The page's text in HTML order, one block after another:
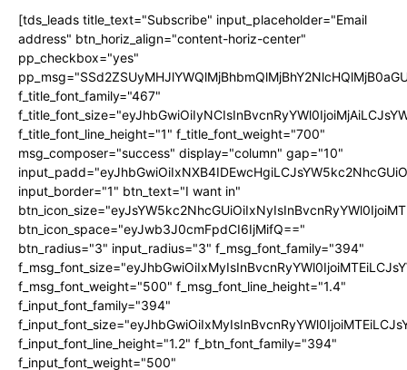
[tds_leads title_text="Subscribe" input_placeholder="Email
address" btn_horiz_align="content-horiz-center"
pp_checkbox="yes"
f_title_font_family="467"
f_title_font_line_height="1" f_title_font_weight="700"
msg_composer="success" display="column" gap="10"
input_border="1" btn_text="I want in"
btn_icon_space="eyJwb3J0cmFpdCI6IjMifQ=="
btn_radius="3" input_radius="3" f_msg_font_family="394"
f_msg_font_weight="500" f_msg_font_line_height="1.4"
f_input_font_family="394"
f_input_font_line_height="1.2" f_btn_font_family="394"
f_input_font_weight="500"